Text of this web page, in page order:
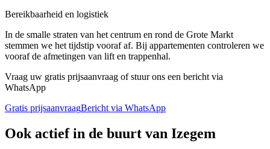
Bereikbaarheid en logistiek
In de smalle straten van het centrum en rond de Grote Markt
stemmen we het tijdstip vooraf af. Bij appartementen controleren we
vooraf de afmetingen van lift en trappenhal.
Vraag uw gratis prijsaanvraag of stuur ons een bericht via
WhatsApp
Gratis prijsaanvraagBericht via WhatsApp
Ook actief in de buurt van Izegem